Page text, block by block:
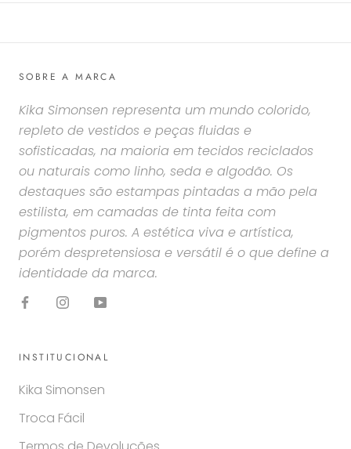
SOBRE A MARCA
Kika Simonsen representa um mundo colorido,
repleto de vestidos e peças fluidas e
sofisticadas, na maioria em tecidos reciclados
ou naturais como linho, seda e algodão. Os
destaques são estampas pintadas a mão pela
estilista, em camadas de tinta feita com
pigmentos puros. A estética viva e artística,
porém despretensiosa e versátil é o que define a
identidade da marca.
INSTITUCIONAL
Kika Simonsen
Troca Fácil